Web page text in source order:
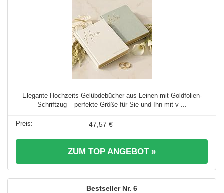
Elegante Hochzeits-Gelübdebücher aus Leinen mit Goldfolien-
Schriftzug – perfekte Größe für Sie und Ihn mit v ...
47,57 €
ZUM TOP ANGEBOT »
6